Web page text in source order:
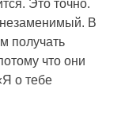
Это точно.
В
получать
что они
о тебе